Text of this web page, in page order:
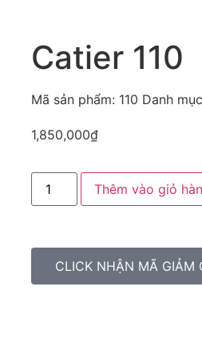
Catier 110
Mã sản phẩm: 110 Danh
1,850,000₫
Thêm vào giỏ
CLICK NHẬN MÃ GIẢM